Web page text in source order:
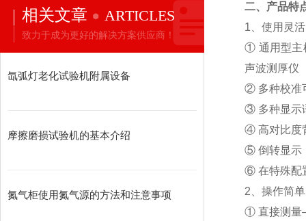
相关文章 ARTICLES
致力于成为更好的解决方案供应商！
氙弧灯老化试验机附属设备
摩擦磨损试验机的基本介绍
氮气柜使用氮气源的方法和注意事项
二、 产品特
1
使用灵活
① 通用型主
声波测厚仪
② 多种校准
③ 多种显示
④ 高对比度
⑤ 倒转显示
⑥ 在特殊配
2
操作简单
① 直接测量